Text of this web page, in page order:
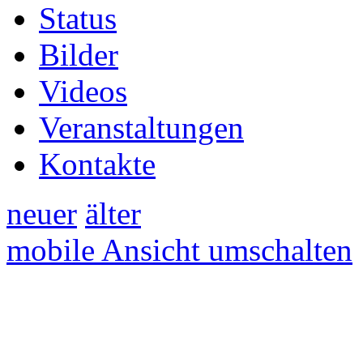
Status
Bilder
Videos
Veranstaltungen
Kontakte
neuer älter
mobile Ansicht umschalten